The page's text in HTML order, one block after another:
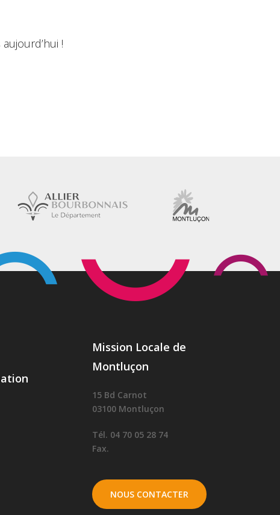
!
Mission Locale de
Montluçon
15 Bd Carnot
03100 Montluçon
Tél. 04 70 05 28 74
Fax.
NOUS CONTACTER